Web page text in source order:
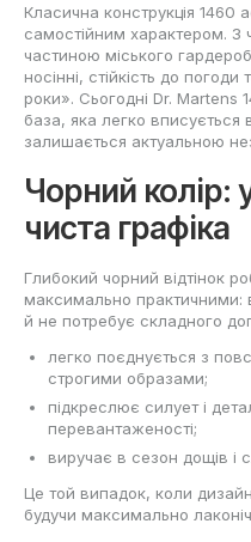
Класична конструкція 1460
самостійним характером. З
частиною міського
носінні, стійкість до
роки». Сьогодні Dr. Martens
база, яка легко вписується
залишається актуальною
Чорний колір:
чиста графіка
Глибокий чорний відтінок
максимально практичними:
й не потребує складного
легко поєднується з
строгими образами;
підкреслює силует і
перевантаженості;
виручає в сезон дощів і
Це той випадок, коли
будучи максимально